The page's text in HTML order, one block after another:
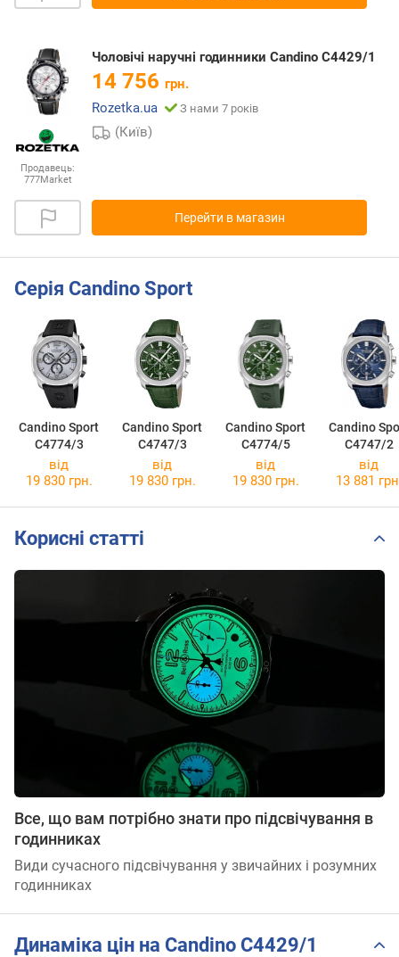
Продавець:
777Market
Чоловічі наручні годинники Candino C4429/1
14 756 грн.
Rozetka.ua
З нами 7 років
(Київ)
Перейти в магазин
Серія Candino Sport
Candino Sport
C4774/3
Candino Sport
C4747/3
Candino Sport
C4774/5
Candino
C4747/2
від
19 830 грн.
від
19 830 грн.
від
19 830 грн.
від
13 881
Корисні статті
Все, що вам потрібно знати про підсвічування в
годинниках
Види сучасного підсвічування у звичайних і розумних
годинниках
Динаміка цін на Candino C4429/1